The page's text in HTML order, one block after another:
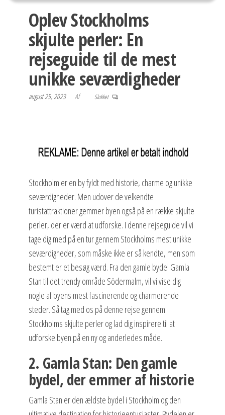
Oplev Stockholms
skjulte perler: En
rejseguide til de mest
unikke seværdigheder
august 25, 2023 Af Slukket
Stockholm er en by fyldt med historie, charme og unikke
seværdigheder. Men udover de velkendte
turistattraktioner gemmer byen også på en række skjulte
perler, der er værd at udforske. I denne rejseguide vil vi
tage dig med på en tur gennem Stockholms mest unikke
seværdigheder, som måske ikke er så kendte, men som
bestemt er et besøg værd. Fra den gamle bydel Gamla
Stan til det trendy område Södermalm, vil vi vise dig
nogle af byens mest fascinerende og charmerende
steder. Så tag med os på denne rejse gennem
Stockholms skjulte perler og lad dig inspirere til at
udforske byen på en ny og anderledes måde.
2. Gamla Stan: Den gamle
bydel, der emmer af historie
Gamla Stan er den ældste bydel i Stockholm og den